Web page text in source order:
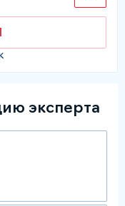
эксперта